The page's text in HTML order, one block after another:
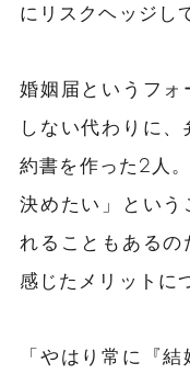
にリスクヘッジし
婚姻届というフォ
しない代わりに
約書を作った2人
決めたい」という
れることもある
感じたメリットに
「やはり常に『